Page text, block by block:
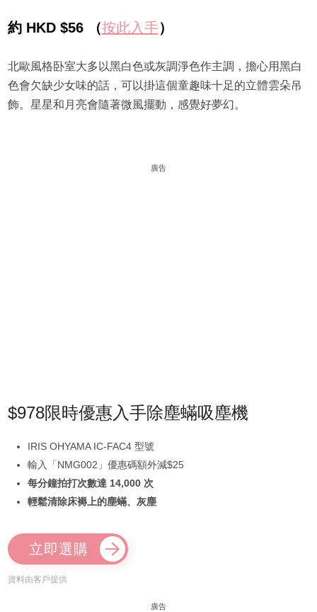
約 HKD $56 （按此入手）
北歐風格卧室大多以黑白色或灰調淨色作主調，擔心用黑白
色會欠缺少女味的話，可以掛這個童趣味十足的立體雲朵吊
飾。星星和月亮會隨著微風擺動，感覺好夢幻。
廣告
$978限時優惠入手除塵蟎吸塵機
IRIS OHYAMA IC-FAC4 型號
輸入「NMG002」優惠碼額外減$25
每分鐘拍打次數達 14,000 次
輕鬆清除床褥上的塵蟎、灰塵
立即選購
資料由客戶提供
廣告